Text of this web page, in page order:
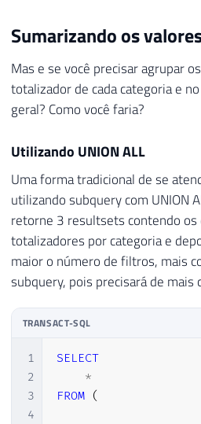
Sumarizando os
Mas e se você precisar agrupar
totalizador de cada categoria e
geral? Como você faria?
Utilizando UNION ALL
Uma forma tradicional de se
utilizando subquery com UNION
retorne 3 resultsets contendo os
totalizadores por categoria e
maior o número de filtros, mais
subquery, pois precisará de mais
TRANSACT-SQL
1
2
3
4
SELECT
*
FROM
(